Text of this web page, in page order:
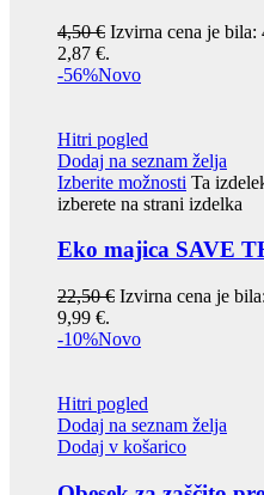
4,50€ Izvirna cena je bila:
2,87 €.
-56%Novo
Hitri pogled
Dodaj na seznam želja
Izberite možnosti Ta
izberete na strani izdelka
Eko majica SAVE
22,50€ Izvirna cena je
9,99 €.
-10%Novo
Hitri pogled
Dodaj na seznam želja
Dodaj v košarico